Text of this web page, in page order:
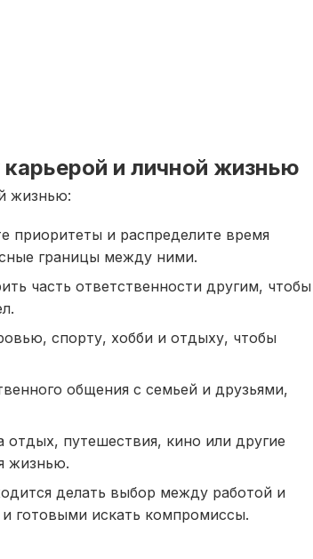
и личной жизнью
жизнью:
приоритеты и распределите время
границы между ними.
часть ответственности другим, чтобы
спорту, хобби и отдыху, чтобы
общения с семьей и друзьями,
путешествия, кино или другие
жизнью.
делать выбор между работой и
готовыми искать компромиссы.